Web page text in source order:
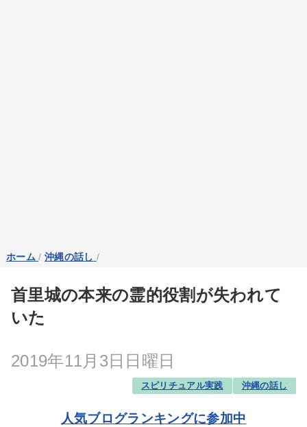
ホーム / 沖縄の話し /
首里城の本来の霊的役割が失われて
いた
2019年11月3日日曜日
スピリチュアル実践 沖縄の話し
人気ブログランキングに参加中